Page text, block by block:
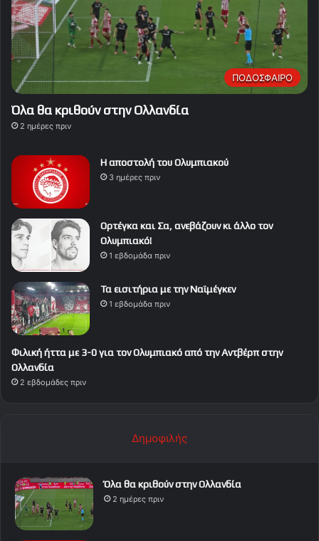
ΠΟΔΟΣΦΑΙΡΟ
Όλα θα κριθούν στην Ολλανδία
2 ημέρες πριν
Η αποστολή του Ολυμπιακού
3 ημέρες πριν
Ορτέγκα και Σα, ανεβάζουν κι άλλο τον
Ολυμπιακό!
1 εβδομάδα πριν
Τα εισιτήρια με την Ναϊμέγκεν
1 εβδομάδα πριν
Φιλική ήττα με 3-0 για τον Ολυμπιακό από την Αντβέρπ στην
Ολλανδία
2 εβδομάδες πριν
Δημοφιλής
Όλα θα κριθούν στην Ολλανδία
2 ημέρες πριν